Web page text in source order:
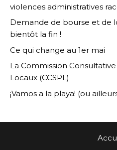
violences administratives
Demande de bourse et de
bientôt la fin !
Ce qui change au 1er mai
La Commission
Locaux (CCSPL)
¡Vamos a la playa! (ou